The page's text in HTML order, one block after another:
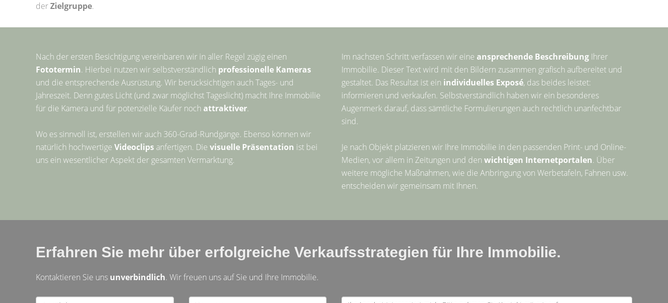
derZielgruppe.
Nach der ersten Besichtigung vereinbaren wir in aller Regel zügig einen
Fototermin. Hierbei nutzen wir selbstverständlich professionelle Kameras
und die entsprechende Ausrüstung. Wir berücksichtigen auch Tages- und
Jahreszeit. Denn gutes Licht (und zwar möglichst Tageslicht) macht Ihre Immobilie
für die Kamera und für potenzielle Käufer noch attraktiver.
Wo es sinnvoll ist, erstellen wir auch 360-Grad-Rundgänge. Ebenso können wir
natürlich hochwertige Videoclips anfertigen. Die visuelle Präsentation ist bei
uns ein wesentlicher Aspekt der gesamten Vermarktung.
Im nächsten Schritt verfassen wir eine ansprechende Beschreibung Ihrer
Immobilie. Dieser Text wird mit den Bildern zusammen grafisch aufbereitet und
gestaltet. Das Resultat ist ein individuelles Exposé, das beides leistet:
informieren und verkaufen. Selbstverständlich haben wir ein besonderes
Augenmerk darauf, dass sämtliche Formulierungen auch rechtlich unanfechtbar
sind.
Je nach Objekt platzieren wir Ihre Immobilie in den passenden Print- und Online-
Medien, vor allem in Zeitungen und den wichtigen Internetportalen. Über
weitere mögliche Maßnahmen, wie die Anbringung von Werbetafeln, Fahnen usw.
entscheiden wir gemeinsam mit Ihnen.
Erfahren Sie mehr über erfolgreiche Verkaufsstrategien für Ihre Immobilie.
Kontaktieren Sie uns unverbindlich. Wir freuen uns auf Sie und Ihre Immobilie.